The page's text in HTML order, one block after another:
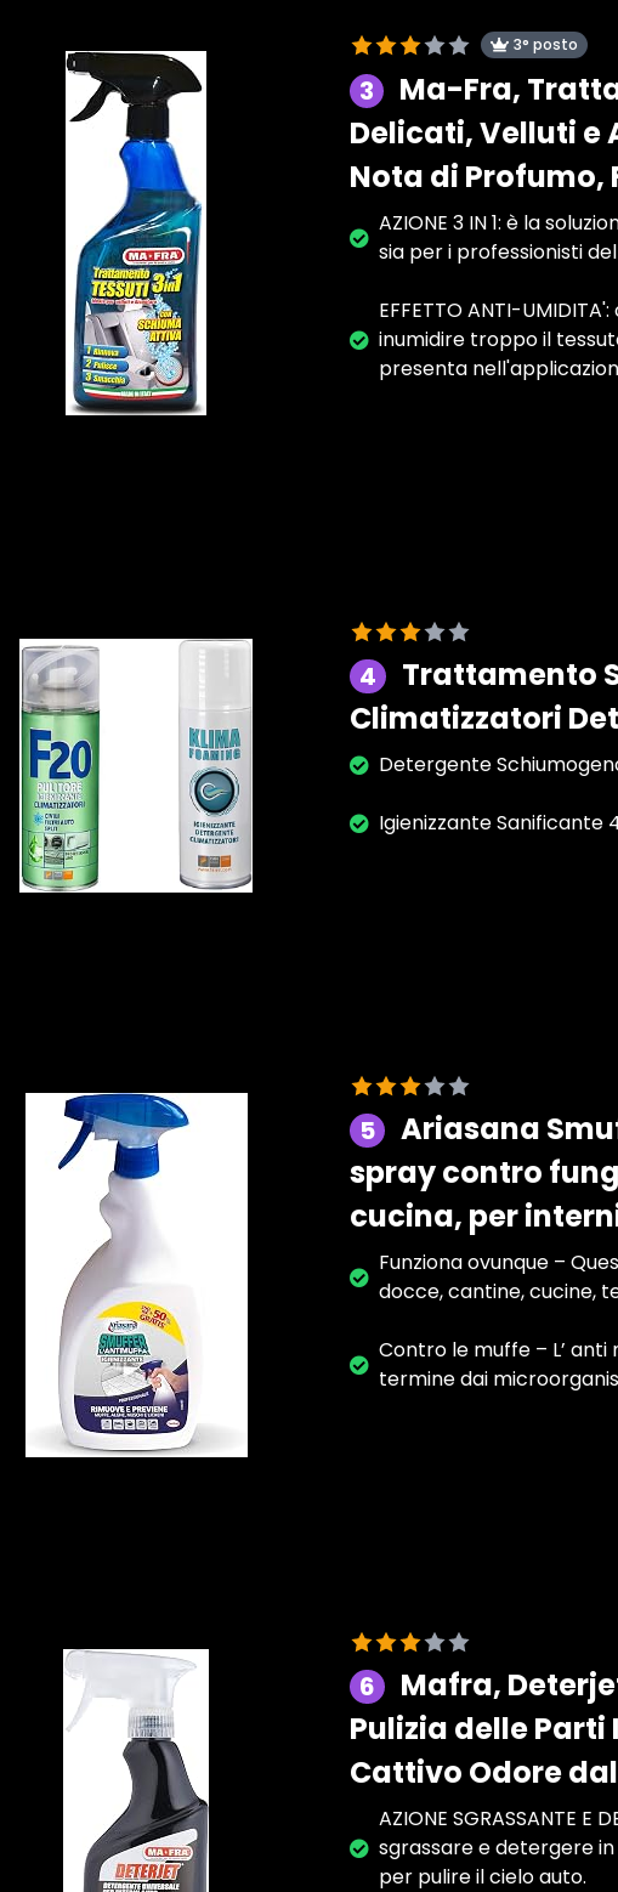
3° posto
3
Ma-Fra,
Delicati, Velluti e
Nota di Profumo,
AZIONE 3 IN 1: è la
sia per i professionisti
EFFETTO ANTI-
inumidire troppo il
presenta
4
Trattamento
Climatizzatori
Detergente
Igienizzante Sanificante
5
Ariasana
spray contro
cucina, per interni
Funziona ovunque –
docce, cantine, cucine,
Contro le muffe – L’
termine dai
6
Mafra,
Pulizia delle
Cattivo Odore
AZIONE SGRASSANTE
sgrassare e detergere
per pulire il cielo auto.